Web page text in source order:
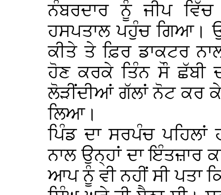
ਨੰਬਰਦਾਰ ਨੂੰ ਜੀਪ ਵਿੱਚ
ਹਸਪਤਾਲ ਪਹੁੰਚ ਗਿਆ।
ਕੀਤੇ ਤੇ ਫ਼ਿਰ ਡਾਕਟਰ
ਹੋਣ ਕਰਕੇ ਤਿੰਨ ਸੌ ਛੱਬੀ
ਲੋੜੀਂਦੀਆਂ ਗੱਲਾਂ ਨੋਟ ਕਰ
ਲਿਆ।
ਪਿੰਡ ਦਾ ਸਰਪੰਚ
ਨਾਲ ਉਨ੍ਹਾਂ ਦਾ ਇੰਤਜ਼ਾਰ
ਆਪ ਨੂੰ ਵੀ ਨਹੀਂ ਸੀ ਪਤਾ